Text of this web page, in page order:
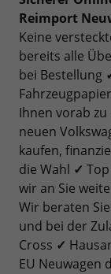
Reimport
Keine
bereits alle
bei Bestellung
Ihnen vorab zu
neuen
kaufen,
die Wahl ✓
wir an Sie
Wir beraten
und bei der
Cross ✓
EU Neuwagen